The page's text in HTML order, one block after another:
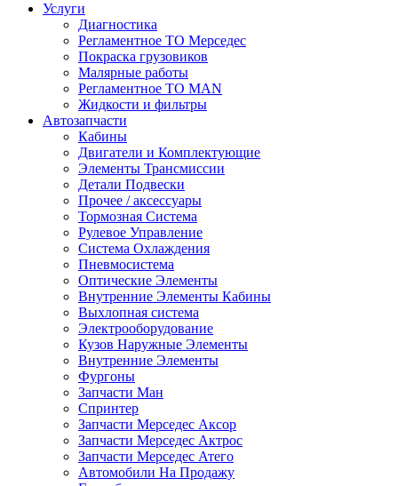
Услуги
Диагностика
Регламентное ТО Мерседес
Покраска грузовиков
Малярные работы
Регламентное ТО MAN
Жидкости и фильтры
Автозапчасти
Кабины
Двигатели и Комплектующие
Элементы Трансмиссии
Детали Подвески
Прочее / аксессуары
Тормозная Система
Рулевое Управление
Система Охлаждения
Пневмосистема
Оптические Элементы
Внутренние Элементы Кабины
Выхлопная система
Электрооборудование
Кузов Наружные Элементы
Внутренние Элементы
Фургоны
Запчасти Ман
Спринтер
Запчасти Мерседес Аксор
Запчасти Мерседес Актрос
Запчасти Мерседес Атего
Автомобили На Продажу